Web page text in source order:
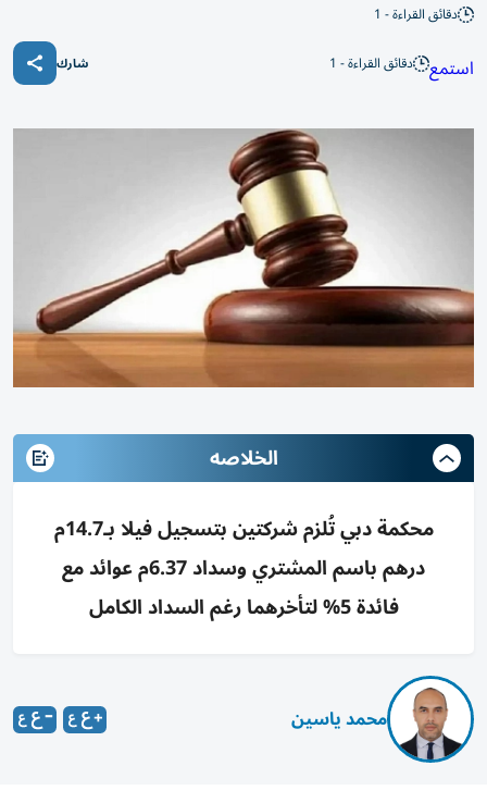
دقائق القراءة - 1
استمع دقائق القراءة - 1 شارك
الخلاصه
محكمة دبي تُلزم شركتين بتسجيل فيلا بـ14.7م
درهم باسم المشتري وسداد 6.37م عوائد مع
فائدة 5% لتأخرهما رغم السداد الكامل
محمد ياسين